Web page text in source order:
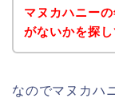
マヌカハニー
がないかを探
なのでマヌカハ